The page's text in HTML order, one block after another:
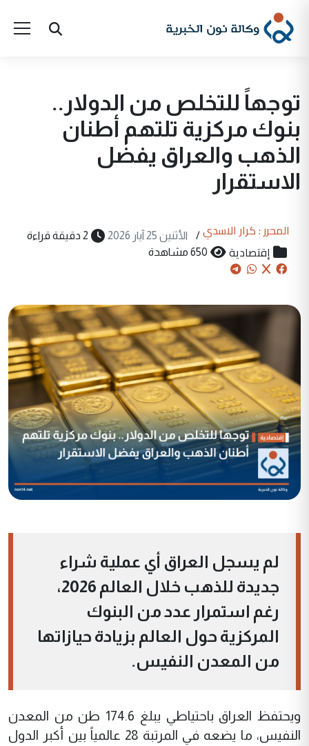
توجهاً للتخلص من الدولار..
بنوك مركزية تلتهم أطنان
الذهب والعراق يفضل
الاستقرار
المحرر : كرار الاسدي / الأثنين 25 آيار 2026 2 دقيقة قراءة
إقتصادية 650 مشاهدة
لم يسجل العراق أي عملية شراء
جديدة للذهب خلال العالم 2026،
رغم استمرار عدد من البنوك
المركزية حول العالم بزيادة حيازاتها
من المعدن النفيس.
ويحتفظ العراق باحتياطي يبلغ 174.6 طن من المعدن
النفيس، ما يضعه في المرتبة 28 عالمياً بين أكبر الدول